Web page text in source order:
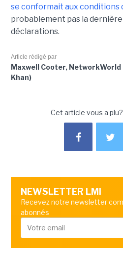
se conformait aux conditions
probablement pas la
déclarations.
Article rédigé par
Maxwell Cooter,
Khan)
Cet article vous a plu?
NEWSLETTER LMI
Recevez notre newsletter
abonnés